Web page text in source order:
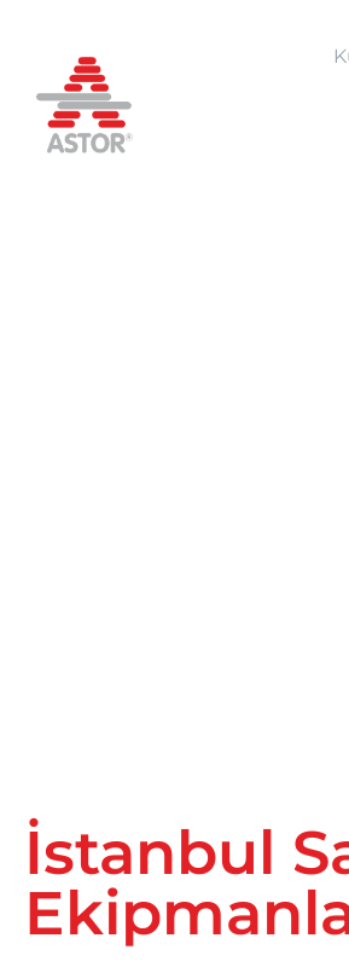
content
İstanbul